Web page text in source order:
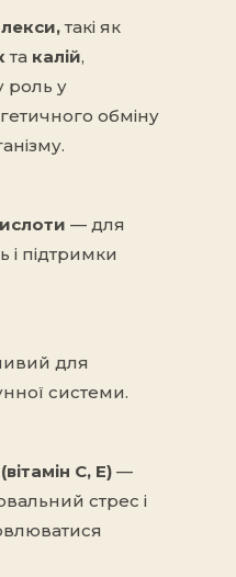
такі як
та калій,
роль у
обміну
— для
підтримки
для
системи.
C, Е) —
стрес і